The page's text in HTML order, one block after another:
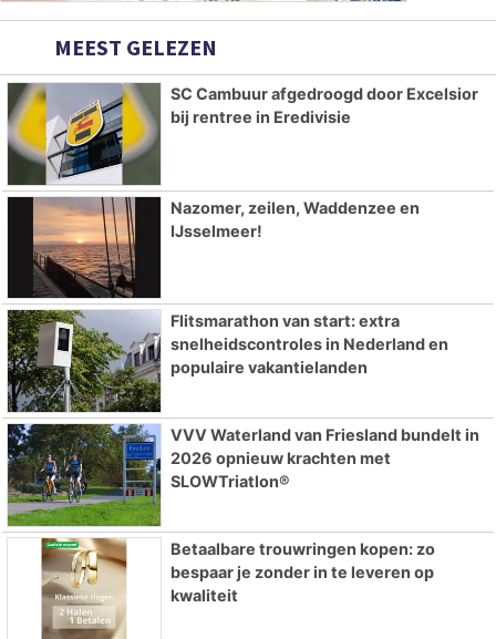
MEEST GELEZEN
SC Cambuur afgedroogd door Excelsior
bij rentree in Eredivisie
Nazomer, zeilen, Waddenzee en
IJsselmeer!
Flitsmarathon van start: extra
snelheidscontroles in Nederland en
populaire vakantielanden
VVV Waterland van Friesland bundelt in
2026 opnieuw krachten met
SLOWTriatlon®
Betaalbare trouwringen kopen: zo
bespaar je zonder in te leveren op
kwaliteit